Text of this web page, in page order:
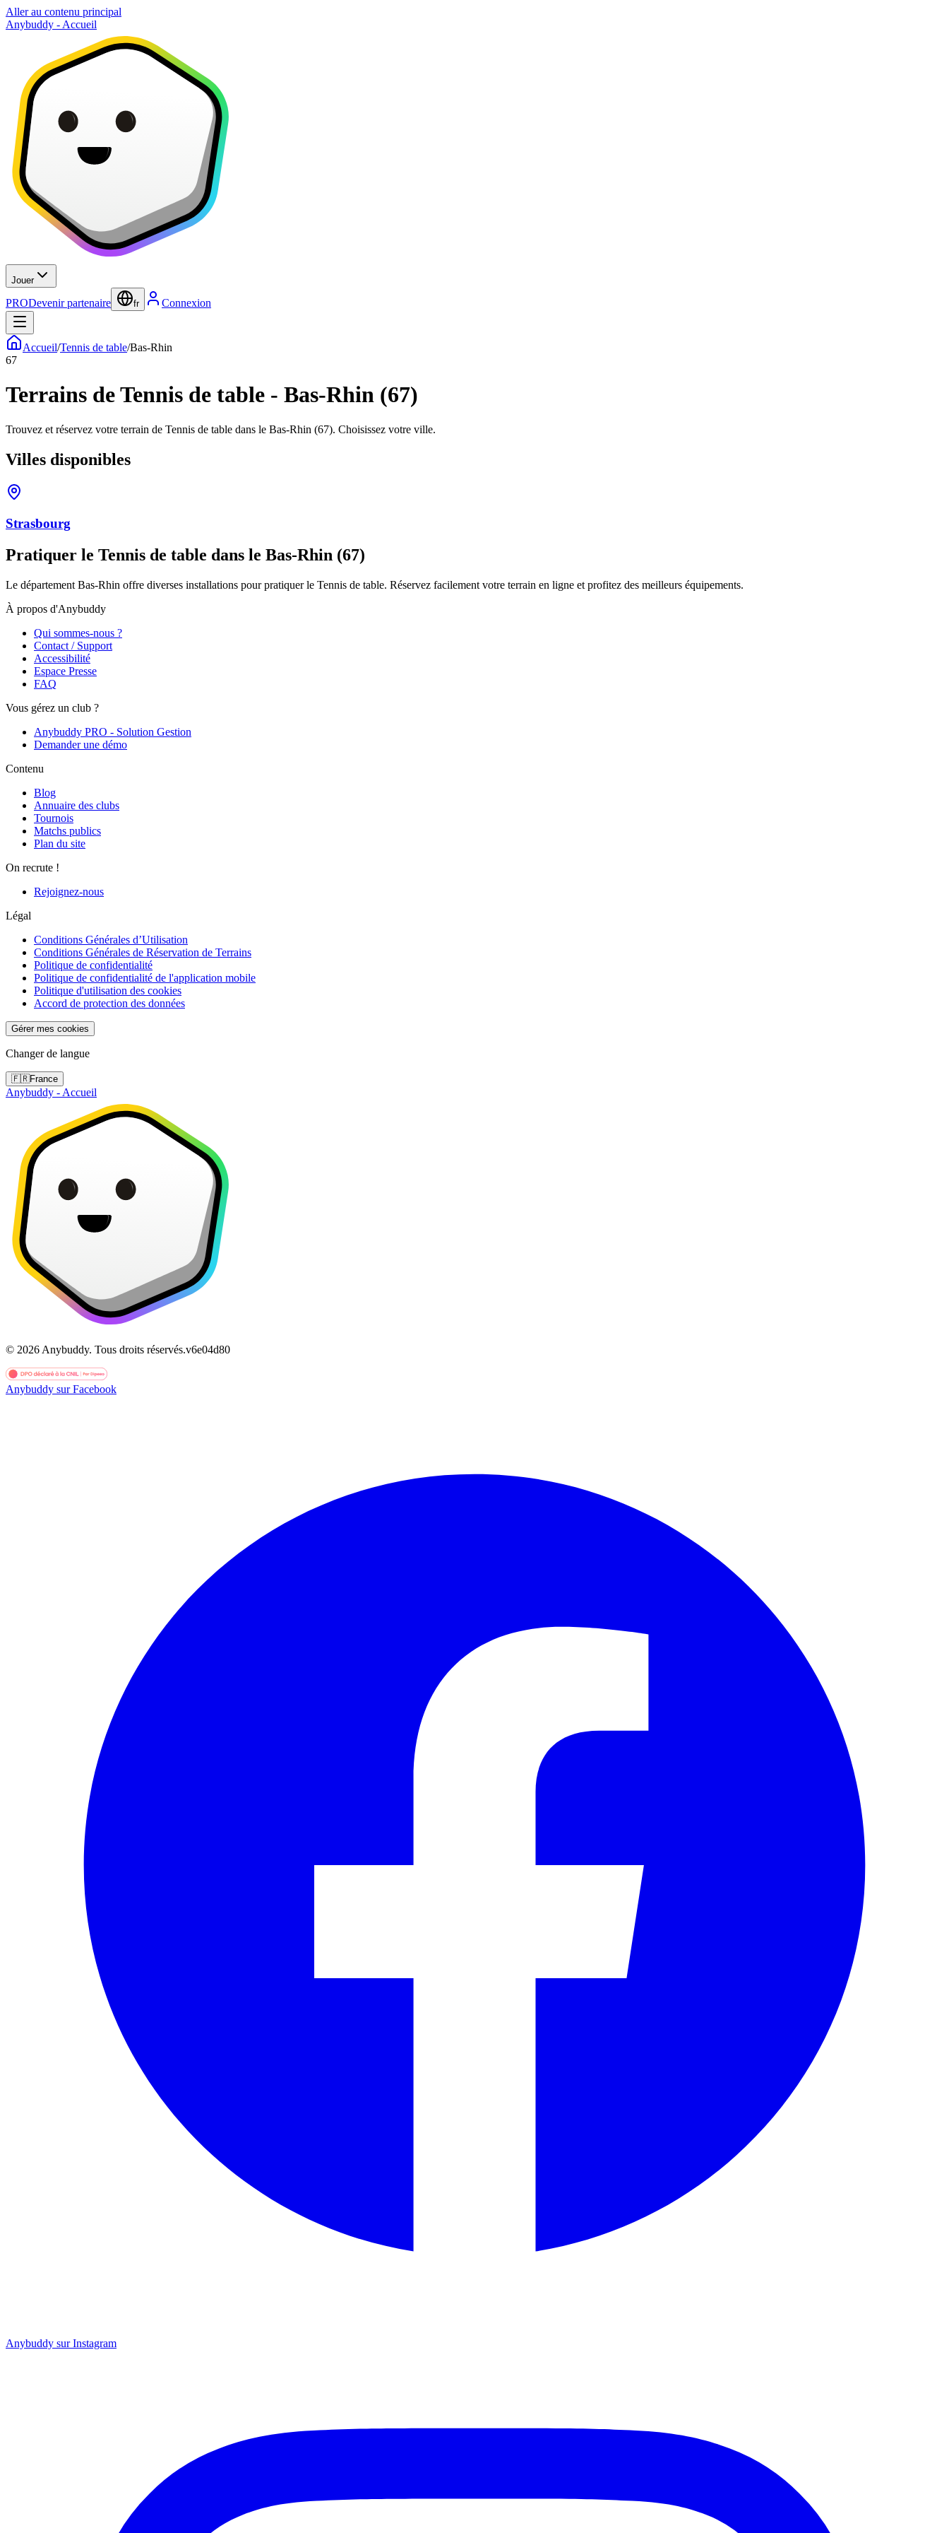
Aller au contenu principal
Anybuddy - Accueil
Jouer
PRODevenir partenaire fr Connexion
Accueil/Tennis de table/Bas-Rhin
67
Terrains de Tennis de table - Bas-Rhin (67)
Trouvez et réservez votre terrain de Tennis de table dans le Bas-Rhin (67). Choisissez votre ville.
Villes disponibles
Strasbourg
Pratiquer le Tennis de table dans le Bas-Rhin (67)
Le département Bas-Rhin offre diverses installations pour pratiquer le Tennis de table. Réservez facilement votre terrain en ligne et profitez des meilleurs équipements.
À propos d'Anybuddy
Qui sommes-nous ?
Contact / Support
Accessibilité
Espace Presse
FAQ
Vous gérez un club ?
Anybuddy PRO - Solution Gestion
Demander une démo
Contenu
Blog
Annuaire des clubs
Tournois
Matchs publics
Plan du site
On recrute !
Rejoignez-nous
Légal
Conditions Générales d’Utilisation
Conditions Générales de Réservation de Terrains
Politique de confidentialité
Politique de confidentialité de l'application mobile
Politique d'utilisation des cookies
Accord de protection des données
Gérer mes cookies
Changer de langue
🇫🇷France
Anybuddy - Accueil
© 2026 Anybuddy. Tous droits réservés.v6e04d80
Anybuddy sur Facebook
Anybuddy sur Instagram